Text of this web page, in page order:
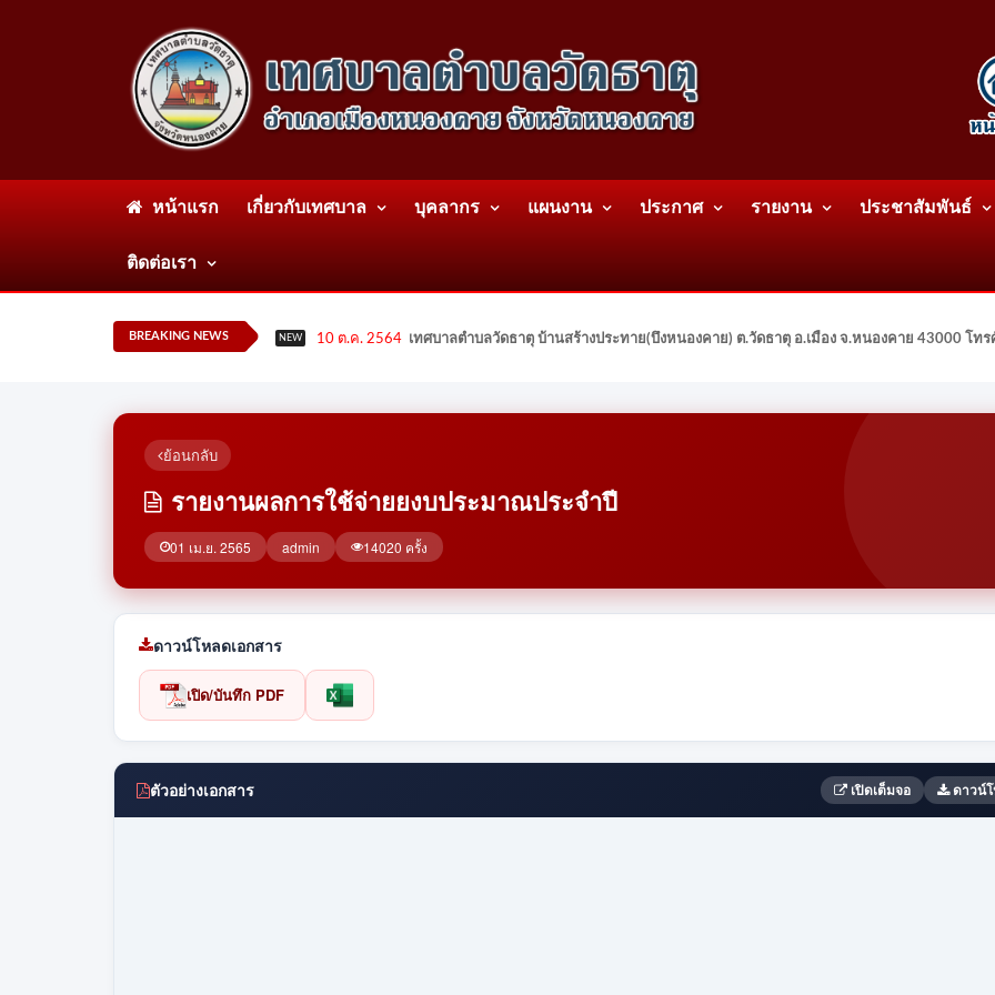
หน้าแรก เกี่ยวกับเทศบาล บุคลากร แผนงาน ประกาศ รายงาน ประชาสัมพันธ์
ติดต่อเรา
BREAKING NEWS NEW 10 ต.ค. 2564 เทศบาลตำบลวัดธาตุ บ้านสร้างประทาย(บึงหนองคาย) ต.วัดธาตุ อ.เมือง จ.หนองคาย 43000 โ
ย้อนกลับ
รายงานผลการใช้จ่ายยงบประมาณประจำปี
01 เม.ย. 2565 admin 14020 ครั้ง
ดาวน์โหลดเอกสาร
เปิด/บันทึก PDF
ตัวอย่างเอกสาร เปิดเต็มจอ ดาวน์